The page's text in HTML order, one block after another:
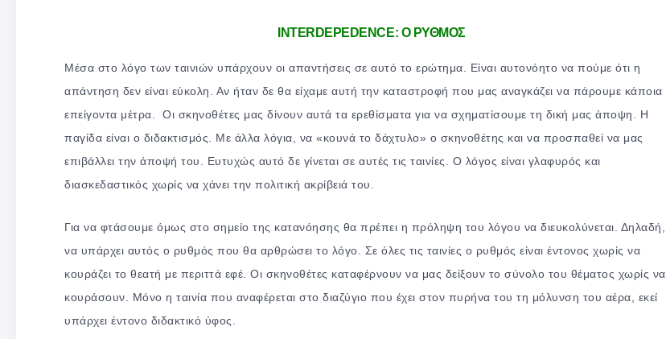
INTERDEPEDENCE: Ο ΡΥΘΜΟΣ
Μέσα στο λόγο των ταινιών υπάρχουν οι απαντήσεις σε αυτό το ερώτημα. Είναι αυτονόητο να πούμε ότι η
απάντηση δεν είναι εύκολη. Αν ήταν δε θα είχαμε αυτή την καταστροφή που μας αναγκάζει να πάρουμε κάποια
επείγοντα μέτρα. Οι σκηνοθέτες μας δίνουν αυτά τα ερεθίσματα για να σχηματίσουμε τη δική μας άποψη. Η
παγίδα είναι ο διδακτισμός. Με άλλα λόγια, να «κουνά το δάχτυλο» ο σκηνοθέτης και να προσπαθεί να μας
επιβάλλει την άποψή του. Ευτυχώς αυτό δε γίνεται σε αυτές τις ταινίες. Ο λόγος είναι γλαφυρός και
διασκεδαστικός χωρίς να χάνει την πολιτική ακρίβειά του.
Για να φτάσουμε όμως στο σημείο της κατανόησης θα πρέπει η πρόληψη του λόγου να διευκολύνεται. Δηλαδή,
να υπάρχει αυτός ο ρυθμός που θα αρθρώσει το λόγο. Σε όλες τις ταινίες ο ρυθμός είναι έντονος χωρίς να
κουράζει το θεατή με περιττά εφέ. Οι σκηνοθέτες καταφέρνουν να μας δείξουν το σύνολο του θέματος χωρίς να
κουράσουν. Μόνο η ταινία που αναφέρεται στο διαζύγιο που έχει στον πυρήνα του τη μόλυνση του αέρα, εκεί
υπάρχει έντονο διδακτικό ύφος.